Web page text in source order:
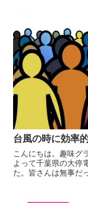
台風の時に効率
こんにちは。趣味グ
よって千葉県の大停
た。皆さんは無事だ